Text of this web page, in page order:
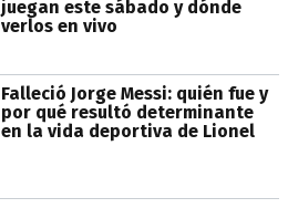
juegan este sábado y dónde
verlos en vivo
Falleció Jorge Messi: quién fue y
por qué resultó determinante
en la vida deportiva de Lionel